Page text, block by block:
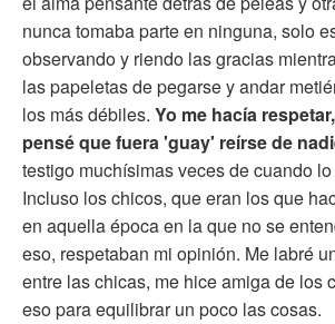
nunca tomaba parte en ninguna, solo
observando y riendo las gracias
las papeletas de pegarse y andar
los más débiles. Yo me hacía
pensé que fuera 'guay' reírse de
testigo muchísimas veces de cuando
Incluso los chicos, que eran los que
en aquella época en la que no se
eso, respetaban mi opinión. Me labré
entre las chicas, me hice amiga de los
eso para equilibrar un poco las cosas.